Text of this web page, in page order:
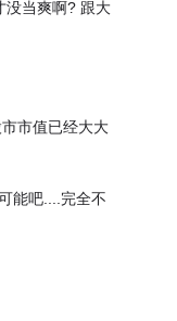
没当爽啊? 跟大
市值已经大大
能吧....完全不